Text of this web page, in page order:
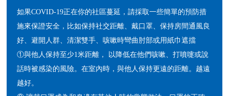
如果COVID-19正在你的社區蔓延，請採取一些簡單的預防措
施來保證安全，比如保持社交距離、戴口罩、保持房間通風良
好、避開人群、清潔雙手、咳嗽時彎曲肘部或用紙巾遮擋
①與他人保持至少1米距離， 以降低在他們咳嗽、打噴嚏或說
話時被感染的風險。在室內時，與他人保持更遠的距離。越遠
越好。